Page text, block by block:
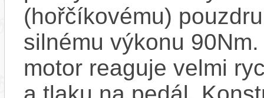
(hořčíkovému)
silnému výkonu
motor reaguje velmi